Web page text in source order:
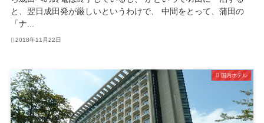
と、翌日成田発が厳しいというわけで、 中間をとって、蒲田の
「ナ...
2018年11月22日
国内ホテル